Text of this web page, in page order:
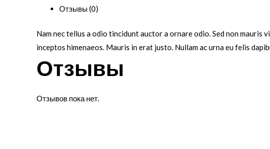
Отзывы (0)
Nam nec tellus a odio tincidunt auctor a ornare odio. Sed non
inceptos himenaeos. Mauris in erat justo. Nullam ac urna eu felis
Отзывы
Отзывов пока нет.